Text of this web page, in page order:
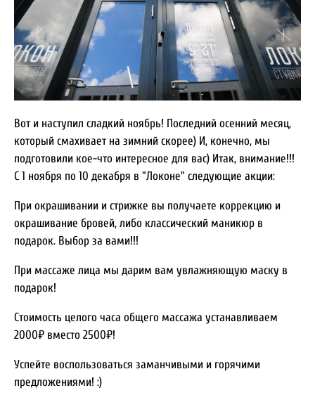
Вот и наступил сладкий ноябрь! Последний осенний месяц,
который смахивает на зимний скорее) И, конечно, мы
подготовили кое-что интересное для вас) Итак, внимание!!!
С 1 ноября по 10 декабря в "Локоне" следующие акции:
При окрашивании и стрижке вы получаете коррекцию и
окрашивание бровей, либо классический маникюр в
подарок. Выбор за вами!!!
При массаже лица мы дарим вам увлажняющую маску в
подарок!
Стоимость целого часа общего массажа устанавливаем
2000₽ вместо 2500₽!
Успейте воспользоваться заманчивыми и горячими
предложениями! :)